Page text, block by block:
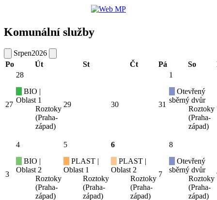
Komunální služby
Srpen2026
Po
Út St Čt Pá So
27
28
BIO |
Oblast 1
Roztoky
(Praha-
západ)
29 30 31
1
Otevřený
sběrný dvůr
Roztoky
(Praha-
západ)
3
4
BIO |
Oblast 2
Roztoky
(Praha-
západ)
5
PLAST |
Oblast 1
Roztoky
(Praha-
západ)
6
PLAST |
Oblast 2
Roztoky
(Praha-
západ)
7
8
Otevřený
sběrný dvůr
Roztoky
(Praha-
západ)